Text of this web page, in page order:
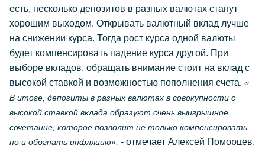
есть, несколько депозитов в разных валютах станут
хорошим выходом. Открывать валютный вклад лучше
на снижении курса. Тогда рост курса одной валюты
будет компенсировать падение курса другой. При
выборе вкладов, обращать внимание стоит на вклад с
высокой ставкой и возможностью пополнения счета. «
В итоге, депозиты в разных валютах в совокупности с
высокой ставкой вклада образуют очень выигрышное
сочетание, которое позволит не только компенсировать,
но и обогнать инфляцию», - отмечает Алексей Поморцев.